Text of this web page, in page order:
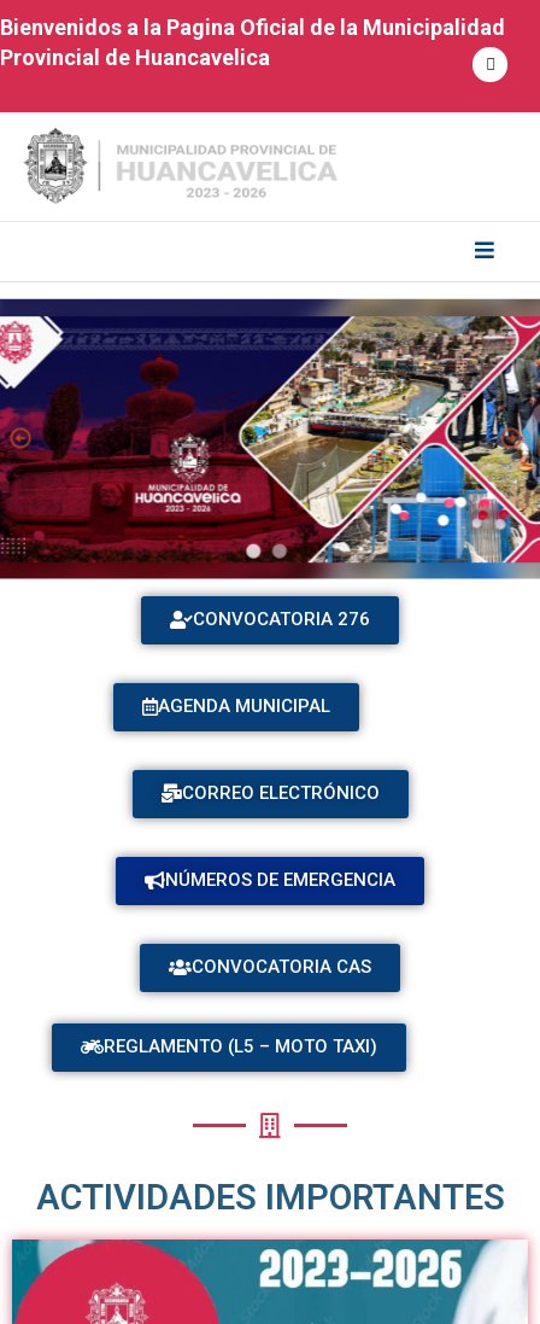
Bienvenidos a la Pagina Oficial de la Municipalidad
Provincial de Huancavelica
CONVOCATORIA 276
AGENDA MUNICIPAL
CORREO ELECTRÓNICO
NÚMEROS DE EMERGENCIA
CONVOCATORIA CAS
REGLAMENTO (L5 – MOTO TAXI)
ACTIVIDADES IMPORTANTES